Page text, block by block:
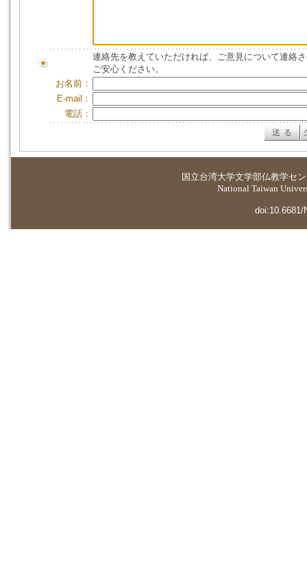
連絡先を教えていただければ、ご意見について連絡
ご安心ください。
お名前：
E-mail：
電話：
国立台湾大学文学部仏教学セ
National Taiwan
doi:10.6681/